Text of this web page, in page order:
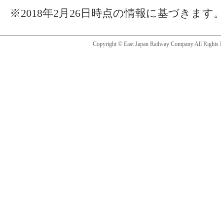
※2018年2月26日時点の情報に基づきます
Copyright © East Japan Railway Company All Rights